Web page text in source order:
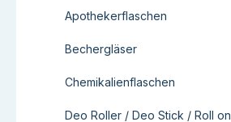
Apothekerflaschen
Bechergläser
Chemikalienflaschen
Deo Roller / Deo Stick / Roll on